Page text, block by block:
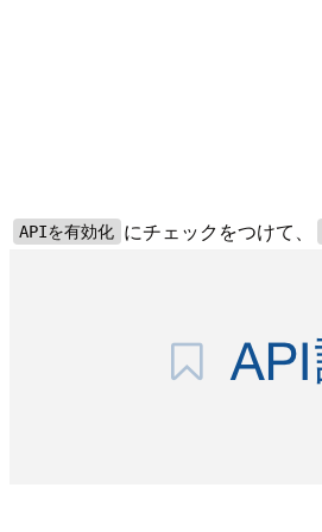
APIを有効化 にチェックをつけて、